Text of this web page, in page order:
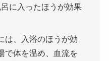
に入ったほうが効果
は、入浴のほうが効
で体を温め、血流を